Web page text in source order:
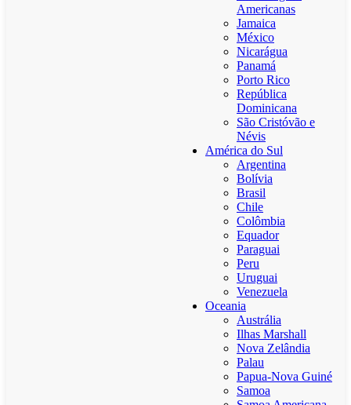
Americanas
Jamaica
México
Nicarágua
Panamá
Porto Rico
República
Dominicana
São Cristóvão e
Névis
América do Sul
Argentina
Bolívia
Brasil
Chile
Colômbia
Equador
Paraguai
Peru
Uruguai
Venezuela
Oceania
Austrália
Ilhas Marshall
Nova Zelândia
Palau
Papua-Nova Guiné
Samoa